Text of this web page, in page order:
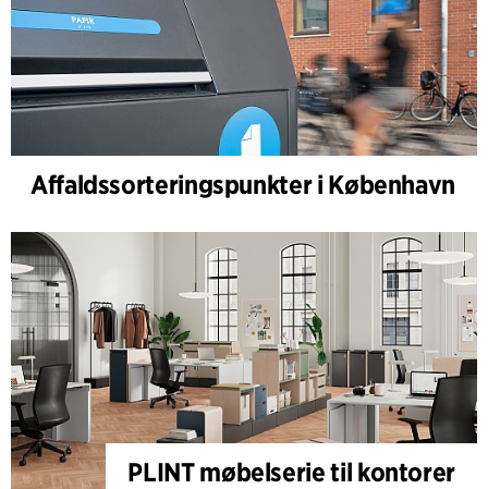
Affaldssorteringspunkter i København
PLINT møbelserie til kontorer